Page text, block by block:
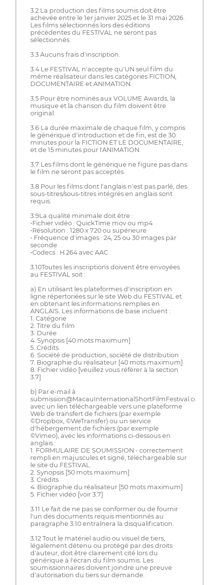
3.2 La production des films soumis doit être
achevée entre le 1er janvier 2025 et le 31 mai 2026.
Les films sélectionnés lors des éditions
précédentes du FESTIVAL ne seront pas
sélectionnés.
3.3 Aucuns frais d'inscription.
3.4 Le FESTIVAL n'accepte qu'UN seul film du
même réalisateur dans les catégories FICTION,
DOCUMENTAIRE et ANIMATION.
3.5 Pour être nominés aux VOLUME Awards, la
musique et la chanson du film doivent être
original.
3.6 La durée maximale de chaque film, y compris
le générique d'introduction et de fin, est de 30
minutes pour la FICTION ET LE DOCUMENTAIRE,
et de 15 minutes pour l'ANIMATION.
3.7 Les films dont le générique ne figure pas dans
le film ne seront pas acceptés.
3.8 Pour les films dont l'anglais n'est pas parlé, des
sous-titres/sous-titres intégrés en anglais sont
requis.
3.9La qualité minimale doit être :
•Fichier vidéo : QuickTime mov ou mp4
•Résolution : 1280 x 720 ou supérieure
• Fréquence d'images : 24, 25 ou 30 images par
seconde
•Codecs : H.264 avec AAC
3.10Toutes les inscriptions doivent être envoyées
au FESTIVAL soit :
a) En utilisant les plateformes d'inscription en
ligne répertoriées sur le site Web du FESTIVAL et
en obtenant les informations remplies en
ANGLAIS. Les informations de base incluent :
1. Catégorie
2. Titre du film
3. Durée
4. Synopsis [40 mots maximum]
5. Crédits
6. Société de production, société de distribution
7. Biographie du réalisateur [40 mots maximum]
8. Fichier vidéo [veuillez vous référer à la section
3.7]
b) Par e-mail à
submission@MacauInternationalShortFilmFestival.com
avec un lien téléchargeable vers une plateforme
Web de transfert de fichiers (par exemple
©Dropbox, ©WeTransfer) ou un service
d'hébergement de fichiers (par exemple
©Vimeo), avec les informations ci-dessous en
anglais :
1. FORMULAIRE DE SOUMISSION - correctement
rempli en majuscules et signé, téléchargeable sur
le site du FESTIVAL.
2. Synopsis [50 mots maximum]
3. Crédits
4. Biographie du réalisateur [50 mots maximum]
5. Fichier vidéo [voir 3.7]
3.11 Le fait de ne pas se conformer ou de fournir
l'un des documents requis mentionnés au
paragraphe 3.10 entraînera la disqualification.
3.12 Tout le matériel audio ou visuel de tiers,
légalement détenu ou protégé par des droits
d'auteur, doit être clairement cité lors du
générique à l'écran du film soumis. Les
soumissionnaires doivent joindre une preuve
d'autorisation du tiers sur demande.